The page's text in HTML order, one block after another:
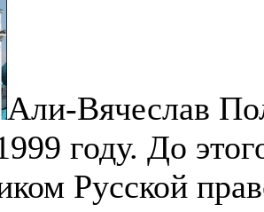
Али-Вячеслав
году. До
Русской